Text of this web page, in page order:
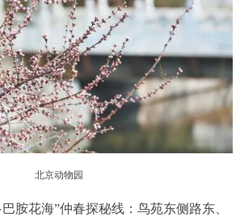
北京动物园
花海”仲春探秘线：鸟苑东侧路东、